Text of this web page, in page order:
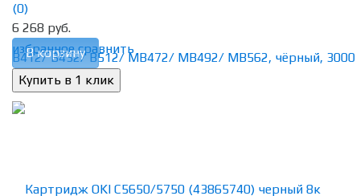
избранное сравнить
(0)
6 268 руб.
В корзину